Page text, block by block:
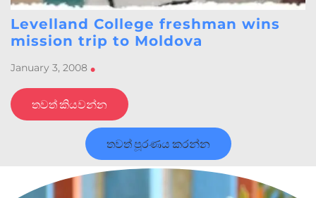
Levelland College freshman wins
mission trip to Moldova
January 3, 2008 •
තවත් කියවන්න
තවත් පූරණය කරන්න